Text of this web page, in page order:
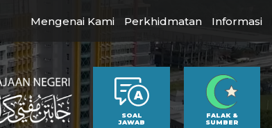
Mengenai Kami Perkhidmatan Informasi
SOAL
JAWAB
FALAK &
SUMBER